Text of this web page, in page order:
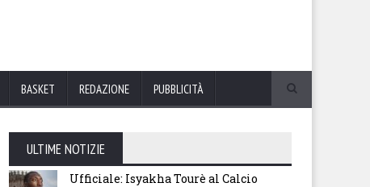
BASKET REDAZIONE PUBBLICITÀ
ULTIME NOTIZIE
Ufficiale: Isyakha Tourè al Calcio